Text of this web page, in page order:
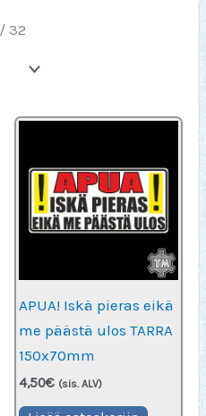
32
APUA! Iskä pieras eikä
me päästä ulos TARRA
150x70mm
4,50€ (sis. ALV)